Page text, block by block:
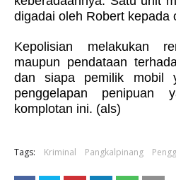
digadai oleh Robert kepada
Kepolisian melakukan
maupun pendataan
dan siapa pemilik mobil
penggelapan penipuan
komplotan ini. (als)
Tags: Kriminal Pangkalpinang